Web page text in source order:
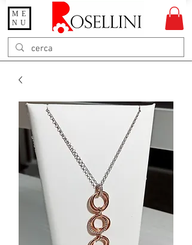
Gioielleria Rosellini
Rosellini online
ME
NU